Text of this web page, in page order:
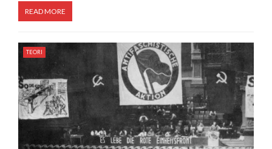
READ MORE
TEORI